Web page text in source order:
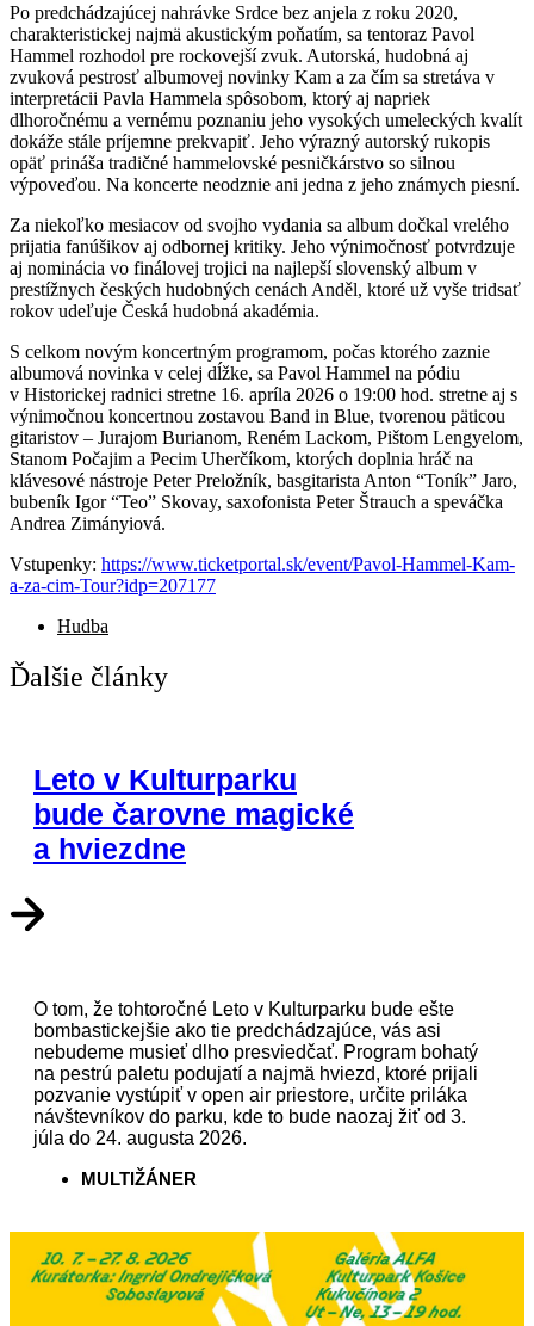
Po predchádzajúcej nahrávke Srdce bez anjela z roku 2020,
charakteristickej najmä akustickým poňatím, sa tentoraz Pavol
Hammel rozhodol pre rockovejší zvuk. Autorská, hudobná aj
zvuková pestrosť albumovej novinky Kam a za čím sa stretáva v
interpretácii Pavla Hammela spôsobom, ktorý aj napriek
dlhoročnému a vernému poznaniu jeho vysokých umeleckých kvalít
dokáže stále príjemne prekvapiť. Jeho výrazný autorský rukopis
opäť prináša tradičné hammelovské pesničkárstvo so silnou
výpoveďou. Na koncerte neodznie ani jedna z jeho známych piesní.
Za niekoľko mesiacov od svojho vydania sa album dočkal vrelého
prijatia fanúšikov aj odbornej kritiky. Jeho výnimočnosť potvrdzuje
aj nominácia vo finálovej trojici na najlepší slovenský album v
prestížnych českých hudobných cenách Anděl, ktoré už vyše tridsať
rokov udeľuje Česká hudobná akadémia.
S celkom novým koncertným programom, počas ktorého zaznie
albumová novinka v celej dĺžke, sa Pavol Hammel na pódiu
v Historickej radnici stretne 16. apríla 2026 o 19:00 hod. stretne aj s
výnimočnou koncertnou zostavou Band in Blue, tvorenou päticou
gitaristov – Jurajom Burianom, Reném Lackom, Pištom Lengyelom,
Stanom Počajim a Pecim Uherčíkom, ktorých doplnia hráč na
klávesové nástroje Peter Preložník, basgitarista Anton “Toník” Jaro,
bubeník Igor “Teo” Skovay, saxofonista Peter Štrauch a speváčka
Andrea Zimányiová.
Vstupenky: https://www.ticketportal.sk/event/Pavol-Hammel-Kam-
a-za-cim-Tour?idp=207177
Hudba
Ďalšie články
Leto v Kulturparku
bude čarovne magické
a hviezdne
O tom, že tohtoročné Leto v Kulturparku bude ešte
bombastickejšie ako tie predchádzajúce, vás asi
nebudeme musieť dlho presviedčať. Program bohatý
na pestrú paletu podujatí a najmä hviezd, ktoré prijali
pozvanie vystúpiť v open air priestore, určite priláka
návštevníkov do parku, kde to bude naozaj žiť od 3.
júla do 24. augusta 2026.
MULTIŽÁNER